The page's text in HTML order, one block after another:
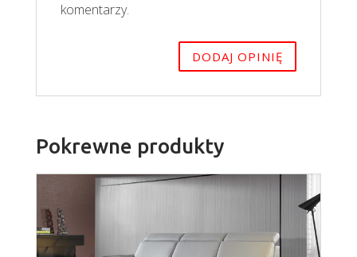
komentarzy.
Pokrewne produkty